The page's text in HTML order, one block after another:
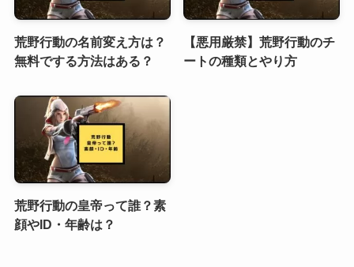
荒野行動の名前変え方は？
無料でする方法はある？
【悪用厳禁】荒野行動のチ
ートの種類とやり方
荒野行動の皇帝って誰？素
顔やID・年齢は？